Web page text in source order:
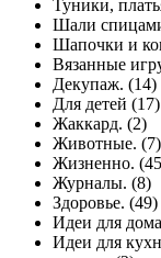
Туники,
Шали
Шапочки и
Вязанные
Декупаж. (14)
Для детей (17)
Жаккард. (2)
Животные. (7)
Жизненно.
Журналы. (8)
Здоровье. (49)
Идеи для
Идеи для